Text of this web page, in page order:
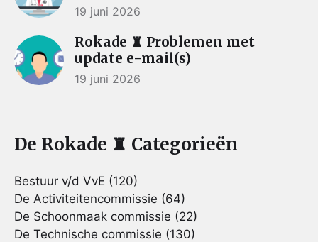
19 juni 2026
Rokade ♜ Problemen met
update e-mail(s)
19 juni 2026
De Rokade ♜ Categorieën
Bestuur v/d VvE (120)
De Activiteitencommissie (64)
De Schoonmaak commissie (22)
De Technische commissie (130)